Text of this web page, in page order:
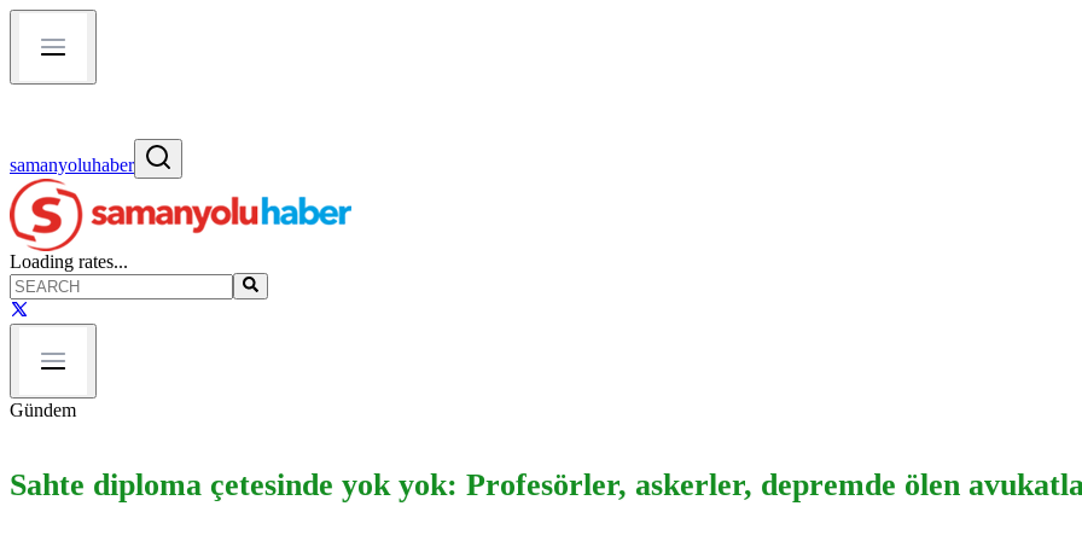
samanyoluhaber
Loading rates...
Gündem
Sahte diploma çetesinde yok yok: Profesörler, askerler, depremde ölen